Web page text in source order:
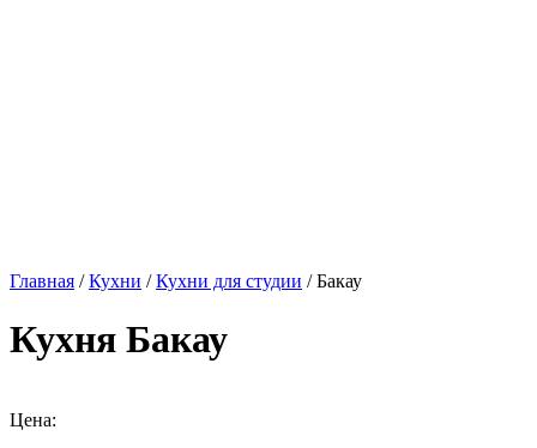
Главная /Кухни /Кухни для студии / Бакау
Кухня Бакау
Цена: